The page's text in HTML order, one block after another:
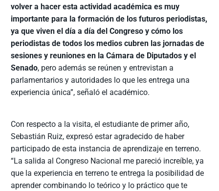
volver a hacer esta actividad académica es muy
importante para la formación de los futuros periodistas,
ya que viven el día a día del Congreso y cómo los
periodistas de todos los medios cubren las jornadas de
sesiones y reuniones en la Cámara de Diputados y el
Senado, pero además se reúnen y entrevistan a
parlamentarios y autoridades lo que les entrega una
experiencia única”, señaló el académico.
Con respecto a la visita, el estudiante de primer año,
Sebastián Ruiz, expresó estar agradecido de haber
participado de esta instancia de aprendizaje en terreno.
“La salida al Congreso Nacional me pareció increíble, ya
que la experiencia en terreno te entrega la posibilidad de
aprender combinando lo teórico y lo práctico que te